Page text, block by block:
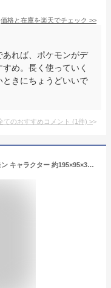
価格と在庫を楽天でチェック >>
れば、ポケモンがデ
め。長く使っていく
ときにちょうどいいで
てのおすすめコメント (1件) >
ポーチ 大きめ 大容量 2段ポーチ ポケモン キャラクター 約195×95×35mm 小物入れ ポーチ おしゃれ コスメ入れ 化粧ポーチ 自立 ペン入れ ペンケース 文房具 収納 持ち運び 男の子 女の子 プレゼント【在庫限り】